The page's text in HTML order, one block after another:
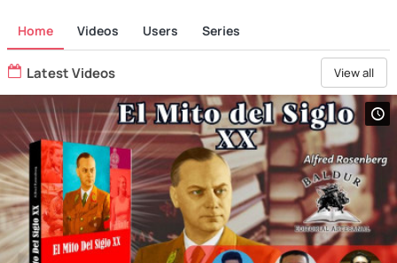
Home Videos Users Series
Latest Videos View all